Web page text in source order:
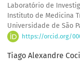
Laboratório de
Instituto de Medicina
Universidade de São
https://orcid.org/
Tiago Alexandre